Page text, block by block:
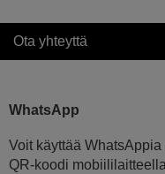
Ota yhteyttä
WhatsApp
Voit käyttää
QR-koodi